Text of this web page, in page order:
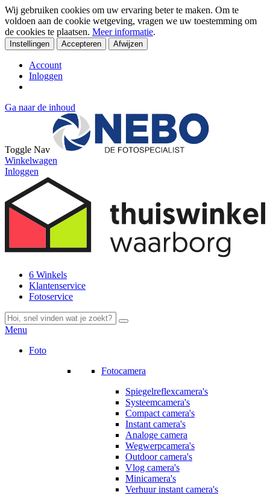
Wij gebruiken cookies om uw ervaring beter te maken. Om te
voldoen aan de cookie wetgeving, vragen we uw toestemming om
de cookies te plaatsen. Meer informatie.
Instellingen Accepteren Afwijzen
Account
Inloggen
Ga naar de inhoud
Toggle Nav
Winkelwagen
Inloggen
6 Winkels
Klantenservice
Fotoservice
Menu
Foto
Fotocamera
Spiegelreflexcamera's
Systeemcamera's
Compact camera's
Instant camera's
Analoge camera
Wegwerpcamera's
Outdoor camera's
Vlog camera's
Minicamera's
Verhuur instant camera's